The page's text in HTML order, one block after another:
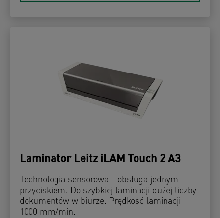
Laminator Leitz iLAM Touch 2 A3
Technologia sensorowa - obsługa jednym
przyciskiem. Do szybkiej laminacji dużej liczby
dokumentów w biurze. Prędkość laminacji
1000 mm/min.